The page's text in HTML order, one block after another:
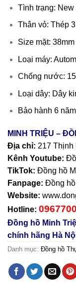
Tình trạng: New
Thân vỏ: Thép
Size mặt: 38mm
Loại máy:
Chống nước:
Loại dây: Dây
Bảo hành 6 năm
MINH TRIỆU –
Địa chỉ: 217 Thịnh
Kênh Youtube:
TikTok: Đồng hồ
Fanpage: Đồng
Website:
Hotline:
Đồng hồ Minh
chính hãng Hà
Danh mục: Đồng hồ